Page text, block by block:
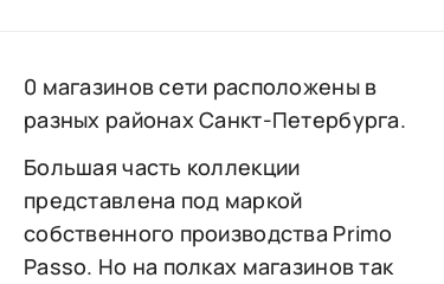
0 магазинов сети расположены в
разных районах Санкт-Петербурга.
Большая часть коллекции
представлена под маркой
собственного производства Primo
Passo. Но на полках магазинов так